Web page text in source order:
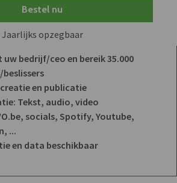
Bestel nu
Jaarlijks opzegbaar
bedrijf/ceo en bereik 35.000
en publicatie
Tekst, audio, video
socials, Spotify, Youtube,
...
en data beschikbaar